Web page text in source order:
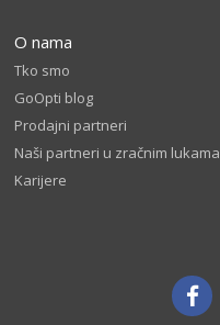
O nama
Tko smo
GoOpti blog
Prodajni partneri
Naši partneri u zračnim lukama
Karijere